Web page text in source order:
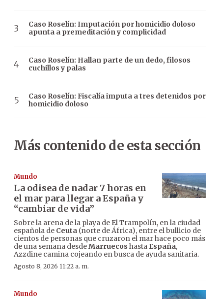
Caso Roselín: Imputación por homicidio doloso
apunta a premeditación y complicidad
Caso Roselín: Hallan parte de un dedo, filosos
cuchillos y palas
Caso Roselín: Fiscalía imputa a tres detenidos por
homicidio doloso
Más contenido de esta sección
Mundo
La odisea de nadar 7 horas en
el mar para llegar a España y
“cambiar de vida”
Sobre la arena de la playa de El Trampolín, en la ciudad
española de Ceuta (norte de África), entre el bullicio de
cientos de personas que cruzaron el mar hace poco más
de una semana desdeMarruecos hasta España,
Azzdine camina cojeando en busca de ayuda sanitaria.
Agosto 8, 2026 11:22 a. m.
Mundo